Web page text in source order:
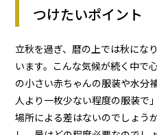
つけたいポイント
立秋を過ぎ、暦の上では秋にな
います。こんな気候が続く中で
の小さい赤ちゃんの服装や水分
人より一枚少ない程度の服装で
場所による差はないのでしょう